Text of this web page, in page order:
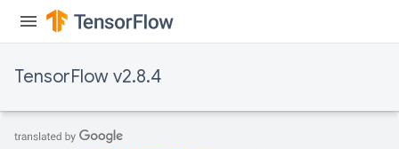
TensorFlow v2.8.4